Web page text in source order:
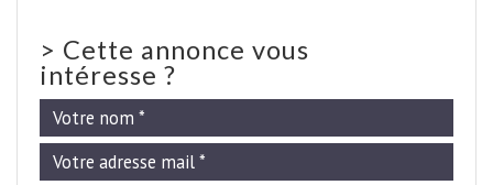
> Cette annonce vous
intéresse ?